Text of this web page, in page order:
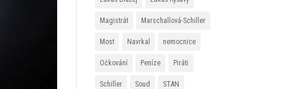
Magistrát Marschallová-Schiller
Most Navrkal nemocnice
Očkování Peníze Piráti
Schiller Soud STAN